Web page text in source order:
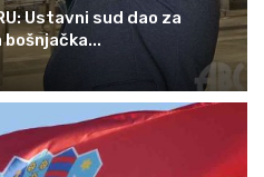
Ustavni sud dao za